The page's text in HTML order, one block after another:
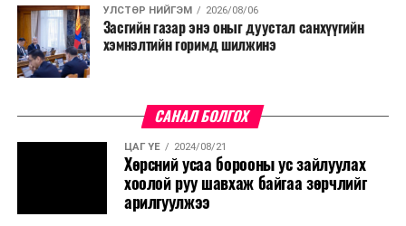
УЛСТӨР НИЙГЭМ 2026/08/06
Засгийн газар энэ оныг дуустал санхүүгийн
хэмнэлтийн горимд шилжинэ
САНАЛ БОЛГОХ
ЦАГ ҮЕ 2024/08/21
Хөрсний усаа борооны ус зайлуулах
хоолой руу шавхаж байгаа зөрчлийг
арилгуулжээ